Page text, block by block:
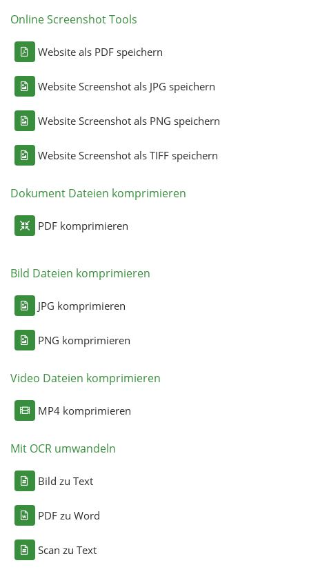
Online Screenshot Tools
Website als PDF speichern
Website Screenshot als JPG speichern
Website Screenshot als PNG speichern
Website Screenshot als TIFF speichern
Dokument Dateien komprimieren
PDF komprimieren
Bild Dateien komprimieren
JPG komprimieren
PNG komprimieren
Video Dateien komprimieren
MP4 komprimieren
Mit OCR umwandeln
Bild zu Text
PDF zu Word
Scan zu Text